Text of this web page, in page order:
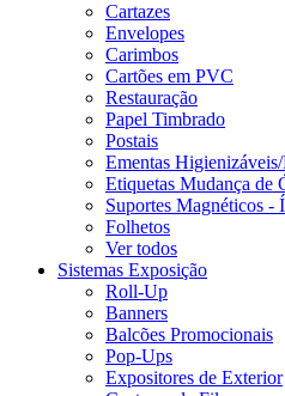
Cartazes
Envelopes
Carimbos
Cartões em PVC
Restauração
Papel Timbrado
Postais
Ementas
Etiquetas Mudança de
Suportes Magnéticos -
Folhetos
Ver todos
Sistemas Exposição
Roll-Up
Banners
Balcões Promocionais
Pop-Ups
Expositores de Exterior